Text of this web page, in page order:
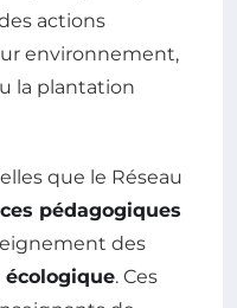
actions
environnement,
la plantation
que le Réseau
pédagogiques
des
. Ces